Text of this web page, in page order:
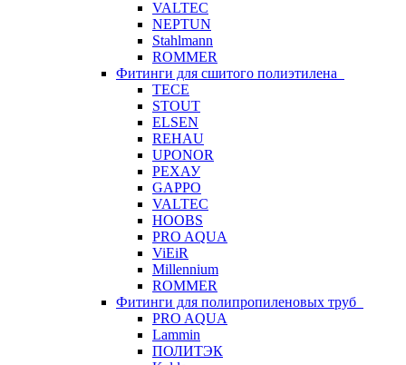
VALTEC
NEPTUN
Stahlmann
ROMMER
Фитинги для сшитого полиэтилена
TECE
STOUT
ELSEN
REHAU
UPONOR
РЕХАУ
GAPPO
VALTEC
HOOBS
PRO AQUA
ViEiR
Millennium
ROMMER
Фитинги для полипропиленовых труб
PRO AQUA
Lammin
ПОЛИТЭК